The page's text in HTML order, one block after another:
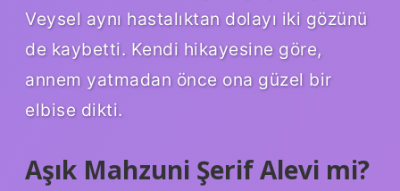
Veysel aynı hastalıktan dolayı iki gözünü
de kaybetti. Kendi hikayesine göre,
annem yatmadan önce ona güzel bir
elbise dikti.
Aşık Mahzuni Şerif Alevi mi?